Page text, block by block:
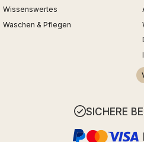
Wissenswertes
Waschen & Pflegen
SICHERE